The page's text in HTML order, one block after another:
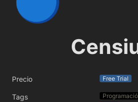
Precio Free Trial
Tags